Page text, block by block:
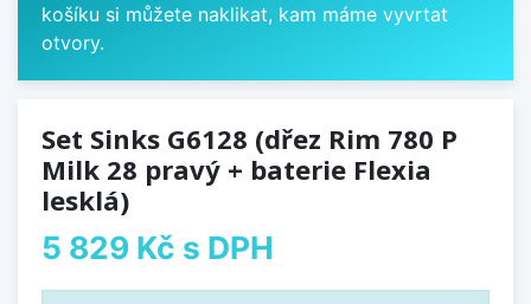
košíku si můžete naklikat, kam máme vyvrtat
otvory.
Set Sinks G6128 (dřez Rim 780 P
Milk 28 pravý + baterie Flexia
lesklá)
5 829 Kč s DPH